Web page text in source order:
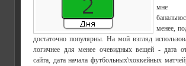
мне
менее,
достаточно популярны. На мой взгляд
логичнее для менее очевидных вещей - дата
сайта, дата начала футбольных\хоккейных